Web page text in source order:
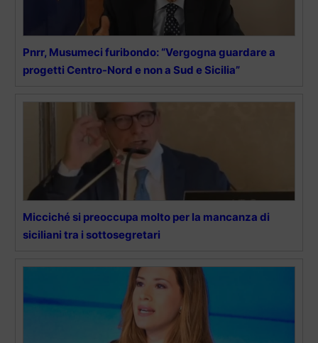
Pnrr, Musumeci furibondo: “Vergogna guardare a
progetti Centro-Nord e non a Sud e Sicilia”
Micciché si preoccupa molto per la mancanza di
siciliani tra i sottosegretari